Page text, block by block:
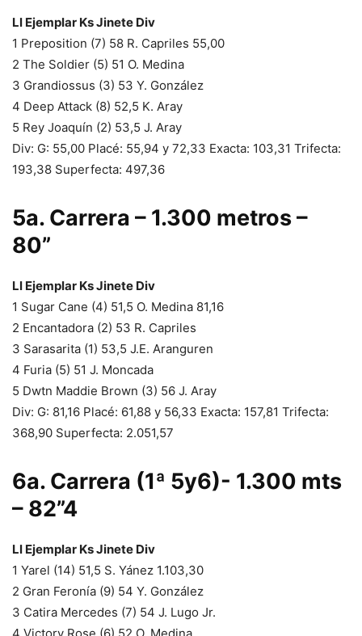
Ll Ejemplar Ks Jinete Div
1 Preposition (7) 58 R. Capriles 55,00
2 The Soldier (5) 51 O. Medina
3 Grandiossus (3) 53 Y. González
4 Deep Attack (8) 52,5 K. Aray
5 Rey Joaquín (2) 53,5 J. Aray
Div: G: 55,00 Placé: 55,94 y 72,33 Exacta: 103,31 Trifecta:
193,38 Superfecta: 497,36
5a. Carrera – 1.300 metros –
80”
Ll Ejemplar Ks Jinete Div
1 Sugar Cane (4) 51,5 O. Medina 81,16
2 Encantadora (2) 53 R. Capriles
3 Sarasarita (1) 53,5 J.E. Aranguren
4 Furia (5) 51 J. Moncada
5 Dwtn Maddie Brown (3) 56 J. Aray
Div: G: 81,16 Placé: 61,88 y 56,33 Exacta: 157,81 Trifecta:
368,90 Superfecta: 2.051,57
6a. Carrera (1ª 5y6)- 1.300 mts
– 82”4
Ll Ejemplar Ks Jinete Div
1 Yarel (14) 51,5 S. Yánez 1.103,30
2 Gran Feronía (9) 54 Y. González
3 Catira Mercedes (7) 54 J. Lugo Jr.